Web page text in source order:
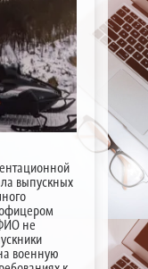
выпускных
не
военную